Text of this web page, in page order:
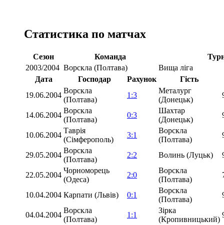
Статистика по матчах
Сезон Команда
2003/2004 Ворскла (Полтава)
Вища ліга
Дата
Господар Рахунок
Гість
19.06.2004
Ворскла
(Полтава)
1:3
Металург
(Донецьк)
14.06.2004
Ворскла
(Полтава)
0:3
Шахтар
(Донецьк)
10.06.2004
Таврія
(Сімферополь)
3:1
Ворскла
(Полтава)
29.05.2004
Ворскла
(Полтава)
2:2 Волинь (Луцьк)
22.05.2004
Чорноморець
(Одеса)
2:0
Ворскла
(Полтава)
10.04.2004 Карпати (Львів) 0:1
Ворскла
(Полтава)
04.04.2004
Ворскла
(Полтава)
1:1
Зірка
(Кропивницький)